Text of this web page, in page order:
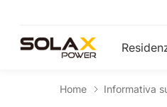
Home Informativa